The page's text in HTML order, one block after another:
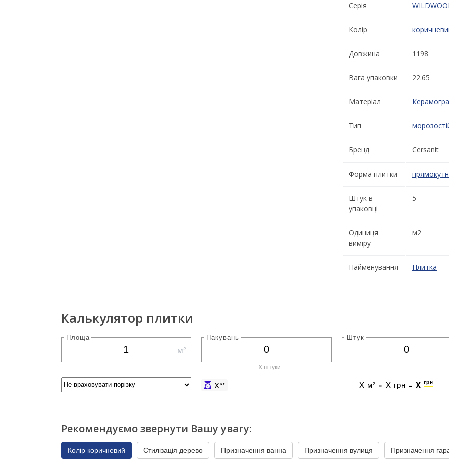
Серія
Колір
Довжина 1198
Вага упаковки 22.65
Матеріал
Тип
Бренд Cersanit
Форма плитки
Штук в
упаковці
5
Одиниця
виміру
м2
Найменування Плитка
Калькулятор плитки
Площа
м²
Пакувань
+ X штуки
Штук
Xкг X м² × X грн = X грн
Рекомендуємо звернути Вашу увагу:
Колір коричневий Стилізація дерево Призначення ванна Призначення вулиця Призначення